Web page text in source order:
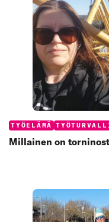
Categories:
TYÖELÄMÄ
Millainen on